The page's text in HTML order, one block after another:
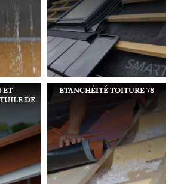
ET
DE
ETANCHÉITÉ TOITURE 78